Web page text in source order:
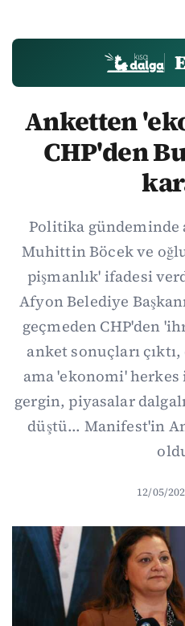
Anketten
CHP'den
Politika gündeminde
Muhittin Böcek ve
pişmanlık' ifadesi
Afyon Belediye
geçmeden CHP'den
anket sonuçları
ama 'ekonomi'
gergin, piyasalar
düştü... Manifest'in
12/05/